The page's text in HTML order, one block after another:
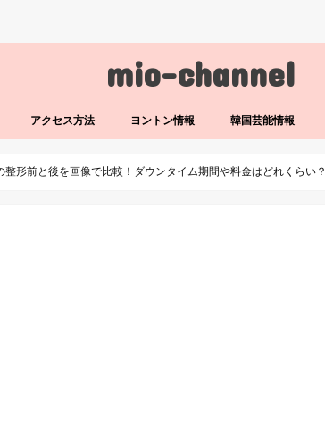
mio-channel
アクセス方法 ヨントン情報 韓国芸能情報
整形前と後を画像で比較！ダウンタイム期間や料金はどれくらい？